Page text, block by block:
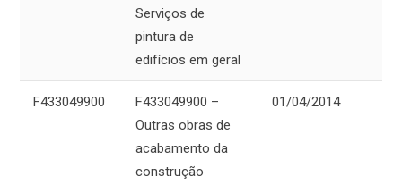
Serviços de
pintura de
edifícios em geral
F433049900
F433049900 –
Outras obras de
acabamento da
construção
01/04/2014